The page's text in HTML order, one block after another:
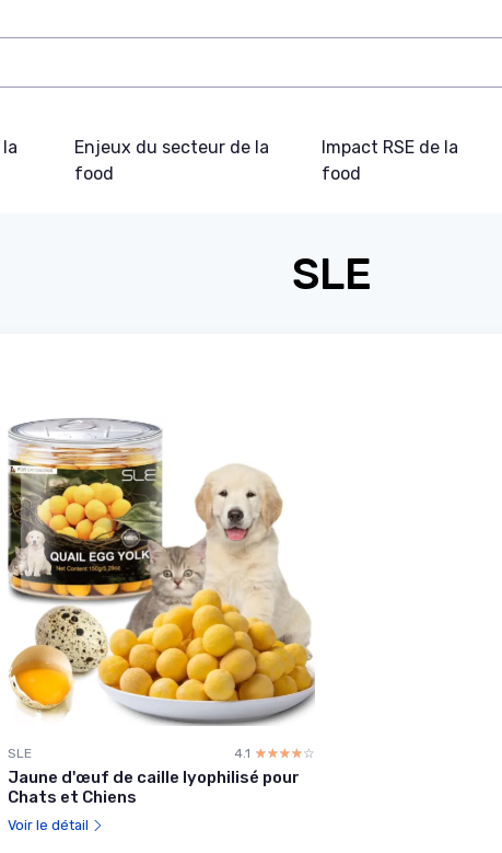
Enjeux du secteur de la
food
Impact RSE de la
food
SLE
SLE 4.1 ☆☆☆☆☆
★★★★★
Jaune d'œuf de caille lyophilisé pour
Chats et Chiens
Voir le détail